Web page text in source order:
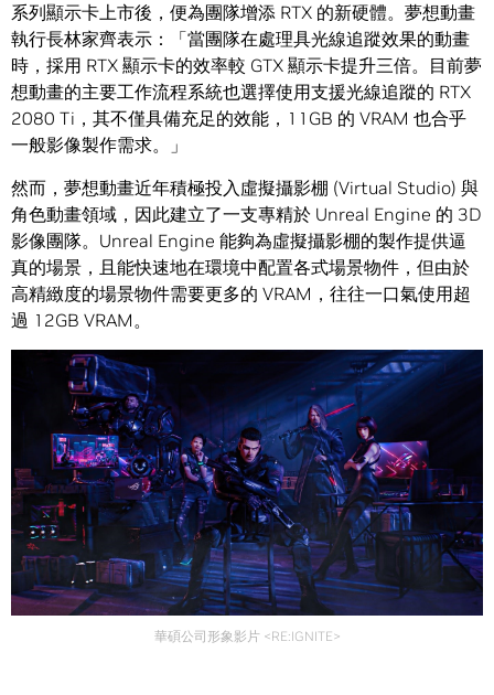
系列顯示卡上市後，便為團隊增添 RTX 的新硬體。夢想動畫
執行長林家齊表示：「當團隊在處理具光線追蹤效果的動畫
時，採用 RTX 顯示卡的效率較 GTX 顯示卡提升三倍。目前夢
想動畫的主要工作流程系統也選擇使用支援光線追蹤的 RTX
2080 Ti，其不僅具備充足的效能，11GB 的 VRAM 也合乎
一般影像製作需求。」
然而，夢想動畫近年積極投入虛擬攝影棚 (Virtual Studio) 與
角色動畫領域，因此建立了一支專精於 Unreal Engine 的 3D
影像團隊。Unreal Engine 能夠為虛擬攝影棚的製作提供逼
真的場景，且能快速地在環境中配置各式場景物件，但由於
高精緻度的場景物件需要更多的 VRAM，往往一口氣使用超
過 12GB VRAM。
華碩公司形象影片 <RE:IGNITE>